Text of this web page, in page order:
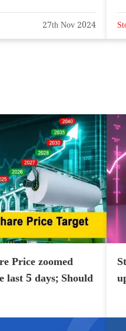
27th Nov 2024
Price zoomed
last 5 days; Should